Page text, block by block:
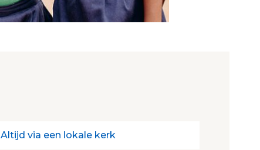
Altijd via een lokale kerk